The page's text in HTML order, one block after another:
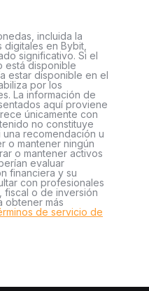
incluida la
en Bybit,
significativo. Si el
está disponible
estar disponible en el
por los
La información de
aquí proviene
únicamente con
no constituye
recomendación u
o mantener ningún
o mantener activos
evaluar
financiera y su
con profesionales
fiscal o de inversión
obtener más
de servicio de